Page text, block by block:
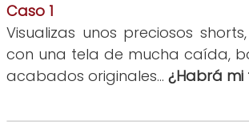
Caso 1
Visualizas unos preciosos
con una tela de mucha caída,
acabados originales... ¿Habrá mi